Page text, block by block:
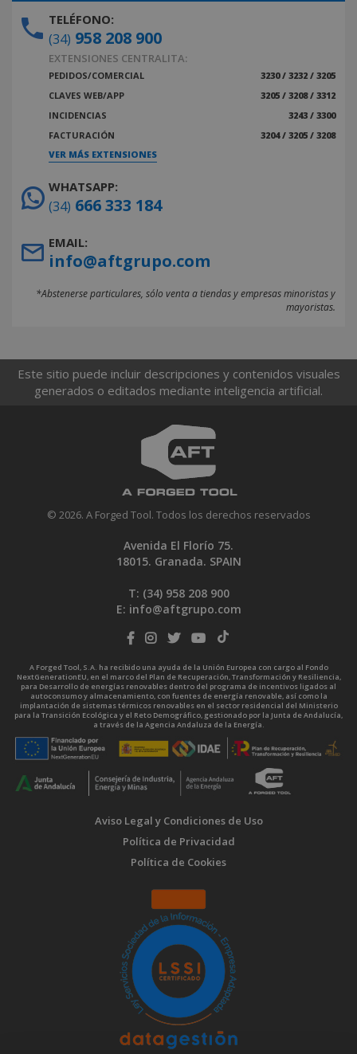
TELÉFONO:
(34) 958 208 900
EXTENSIONES CENTRALITA:
PEDIDOS/COMERCIAL
3230 / 3232 / 3205
CLAVES WEB/APP
3205 / 3208 / 3312
INCIDENCIAS
3243 / 3300
FACTURACIÓN
3204 / 3205 / 3208
VER MÁS EXTENSIONES
WHATSAPP:
(34) 666 333 184
EMAIL:
info@aftgrupo.com
*Abstenerse particulares, sólo venta a tiendas y empresas minoristas y
mayoristas.
Este sitio puede incluir descripciones y contenidos visuales
generados o editados mediante inteligencia artificial.
© 2026. A Forged Tool. Todos los derechos reservados
Avenida El Florío 75.
18015. Granada. SPAIN
T: (34) 958 208 900
E: info@aftgrupo.com
A Forged Tool, S.A. ha recibido una ayuda de la Unión Europea con cargo al Fondo
NextGenerationEU, en el marco del Plan de Recuperación, Transformación y Resiliencia,
para Desarrollo de energías renovables dentro del programa de incentivos ligados al
autoconsumo y almacenamiento, con fuentes de energía renovable, así como la
implantación de sistemas térmicos renovables en el sector residencial del Ministerio
para la Transición Ecológica y el Reto Demográfico, gestionado por la Junta de Andalucía,
a través de la Agencia Andaluza de la Energía.
Aviso Legal y Condiciones de Uso
Política de Privacidad
Política de Cookies